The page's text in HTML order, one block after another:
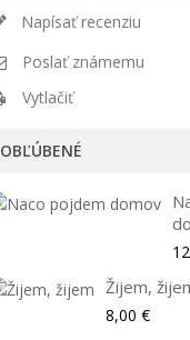
Napísať recenziu
Poslať známemu
Vytlačiť
OBĽÚBENÉ
Žijem,
8,00 €